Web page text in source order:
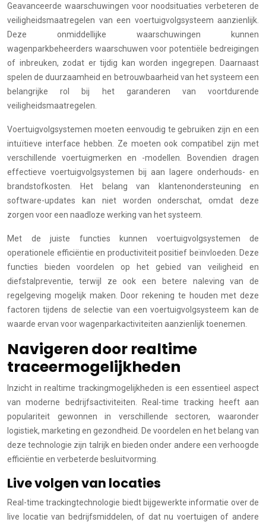
Geavanceerde waarschuwingen voor noodsituaties verbeteren de
veiligheidsmaatregelen van een voertuigvolgsysteem aanzienlijk.
Deze onmiddellijke waarschuwingen kunnen
wagenparkbeheerders waarschuwen voor potentiële bedreigingen
of inbreuken, zodat er tijdig kan worden ingegrepen. Daarnaast
spelen de duurzaamheid en betrouwbaarheid van het systeem een
belangrijke rol bij het garanderen van voortdurende
veiligheidsmaatregelen.
Voertuigvolgsystemen moeten eenvoudig te gebruiken zijn en een
intuïtieve interface hebben. Ze moeten ook compatibel zijn met
verschillende voertuigmerken en -modellen. Bovendien dragen
effectieve voertuigvolgsystemen bij aan lagere onderhouds- en
brandstofkosten. Het belang van klantenondersteuning en
software-updates kan niet worden onderschat, omdat deze
zorgen voor een naadloze werking van het systeem.
Met de juiste functies kunnen voertuigvolgsystemen de
operationele efficiëntie en productiviteit positief beïnvloeden. Deze
functies bieden voordelen op het gebied van veiligheid en
diefstalpreventie, terwijl ze ook een betere naleving van de
regelgeving mogelijk maken. Door rekening te houden met deze
factoren tijdens de selectie van een voertuigvolgsysteem kan de
waarde ervan voor wagenparkactiviteiten aanzienlijk toenemen.
Navigeren door realtime
traceermogelijkheden
Inzicht in realtime trackingmogelijkheden is een essentieel aspect
van moderne bedrijfsactiviteiten. Real-time tracking heeft aan
populariteit gewonnen in verschillende sectoren, waaronder
logistiek, marketing en gezondheid. De voordelen en het belang van
deze technologie zijn talrijk en bieden onder andere een verhoogde
efficiëntie en verbeterde besluitvorming.
Live volgen van locaties
Real-time trackingtechnologie biedt bijgewerkte informatie over de
live locatie van bedrijfsmiddelen, of dat nu voertuigen of andere